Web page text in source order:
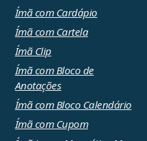
Ímã com Cardápio
Ímã com Cartela
Ímã Clip
Ímã com Bloco de
Anotações
Ímã com Bloco Calendário
Ímã com Cupom